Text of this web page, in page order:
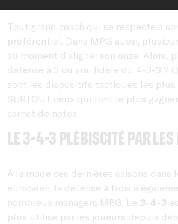
Tout grand coach qui se respecte a
préférentiel. Dans MPG aussi,
au moment d’aligner son onze. Alors,
défense à 3 ou vrai fidèle du 4-3-3 ?
sont les dispositifs tactiques les
SURTOUT ceux qui font le plus
carnet de notes…
Le 3-4-3 plébiscité par
À la mode ces dernières saisons dans
européen, la défense à trois a
nombreux managers MPG. Le 3-4-3
plus utilisé par les joueurs depuis